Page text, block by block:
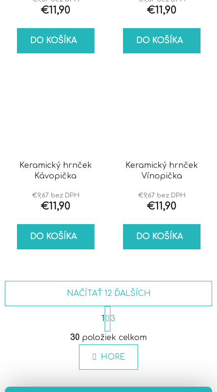
€11,90
DO KOŠÍKA
€11,90
DO KOŠÍKA
Keramický hrnček
Kávopička
€9,67 bez DPH
€11,90
DO KOŠÍKA
Keramický hrnček
Vínopička
€9,67 bez DPH
€11,90
DO KOŠÍKA
O
v
l
á
d
NAČÍTAŤ 12 ĎALŠÍCH
S
t
r
á
n
k
a
1 3
30 položiek celkom
HORE